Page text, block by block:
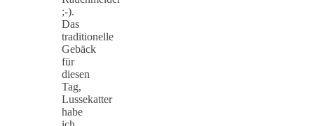
;-).
Das
traditionelle
Gebäck
für
diesen
Tag,
Lussekatter
habe